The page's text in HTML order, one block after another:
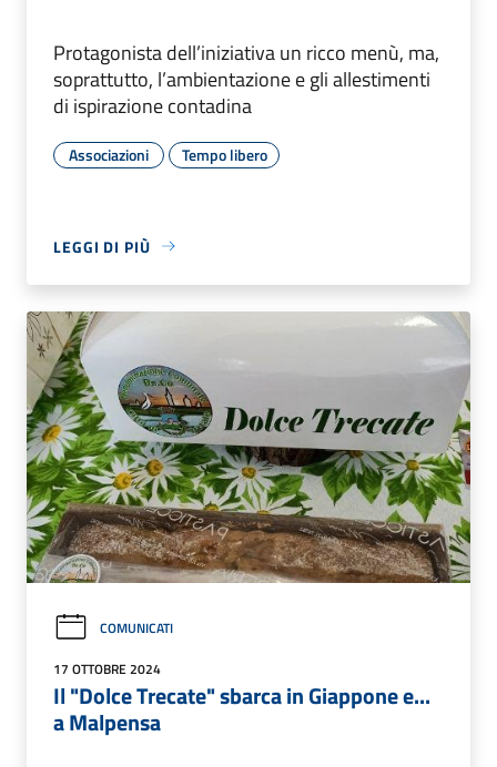
Protagonista dell’iniziativa un ricco menù, ma,
soprattutto, l’ambientazione e gli allestimenti
di ispirazione contadina
Associazioni Tempo libero
LEGGI DI PIÙ
COMUNICATI
17 OTTOBRE 2024
Il "Dolce Trecate" sbarca in Giappone e...
a Malpensa